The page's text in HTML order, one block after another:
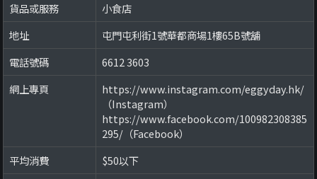
貨品或服務
小食店
地址
屯門屯利街1號華都商場1樓65B號舖
電話號碼
6612 3603
網上專頁
https://www.instagram.com/eggyday.hk/
（Instagram）
https://www.facebook.com/100982308385
295/（Facebook）
平均消費
$50以下